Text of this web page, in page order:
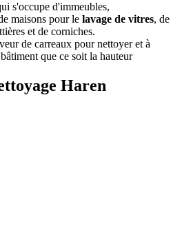
s'occupe d'immeubles,
maisons pour le lavage de vitres, de
et de corniches.
de carreaux pour nettoyer et à
que ce soit la hauteur
Haren